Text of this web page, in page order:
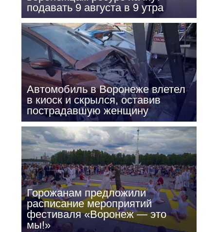
подавать 9 августа в 9 утра
Автомобиль в Воронеже влетел
в киоск и скрылся, оставив
пострадавшую женщину
Горожанам предложили
расписание мероприятий
фестиваля «Воронеж — это
мы!»